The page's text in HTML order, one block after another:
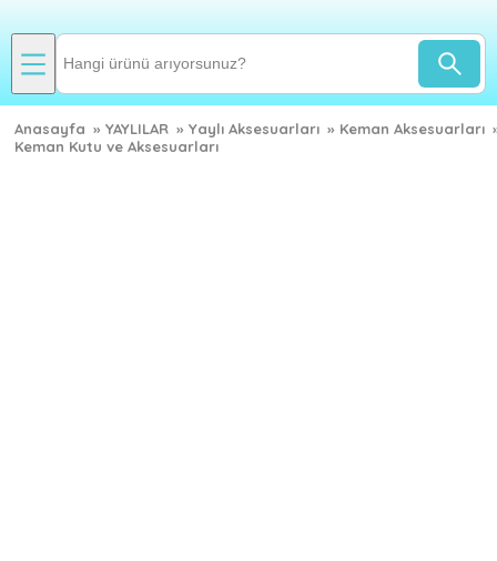
Anasayfa » YAYLILAR » Yaylı Aksesuarları » Keman Aksesuarları
Keman Kutu ve Aksesuarları